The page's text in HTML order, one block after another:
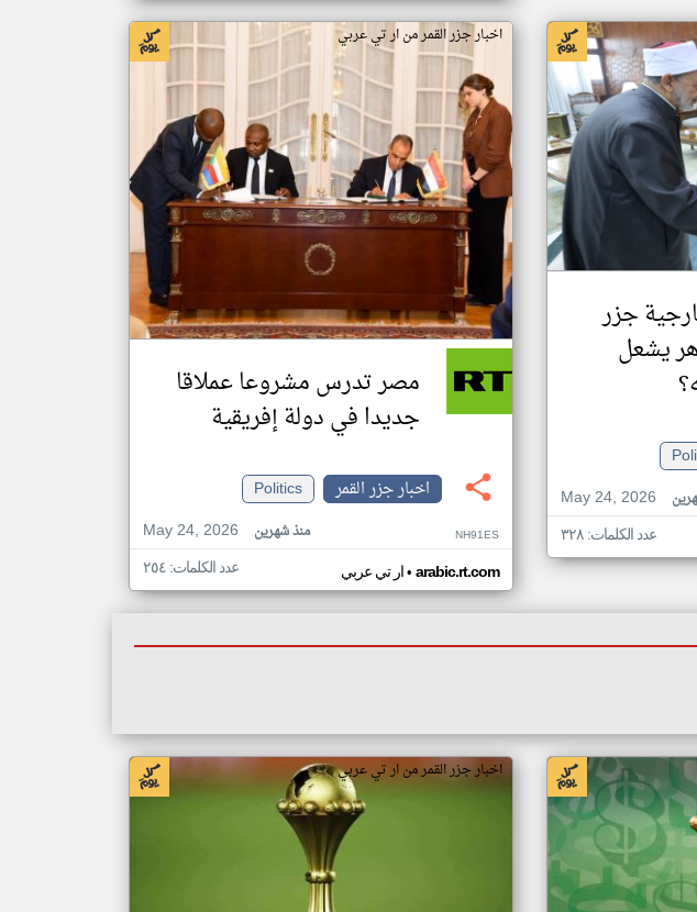
جزر
يشعل
May 24, 2026
عدد الكلمات: ٣٢٨
اخبار جزر القمر من ار تي عربي
مصر تدرس مشروعا عملاقا
جديدا في دولة إفريقية
اخبار جزر القمر
Politics
May 24, 2026
منذ شهرين NH91ES
ار تي عربي• arabic.rt.com عدد الكلمات: ٢٥٤
اخبار جزر القمر من ار تي عربي